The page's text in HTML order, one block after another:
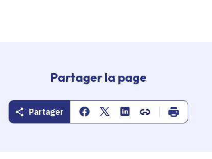
Partager la page
Partager Partager sur Facebook
Partager sur Twitter
Partager sur Linkedin
Copier dans le
Imprimer